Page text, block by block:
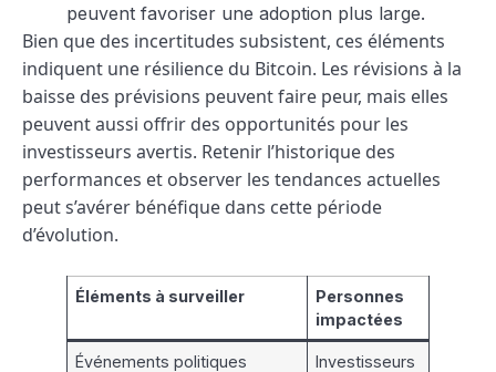
peuvent favoriser une adoption plus large.
Bien que des incertitudes subsistent, ces éléments
indiquent une résilience du Bitcoin. Les révisions à la
baisse des prévisions peuvent faire peur, mais elles
peuvent aussi offrir des opportunités pour les
investisseurs avertis. Retenir l’historique des
performances et observer les tendances actuelles
peut s’avérer bénéfique dans cette période
d’évolution.
Éléments à surveiller
Personnes
impactées
Événements politiques
Investisseurs